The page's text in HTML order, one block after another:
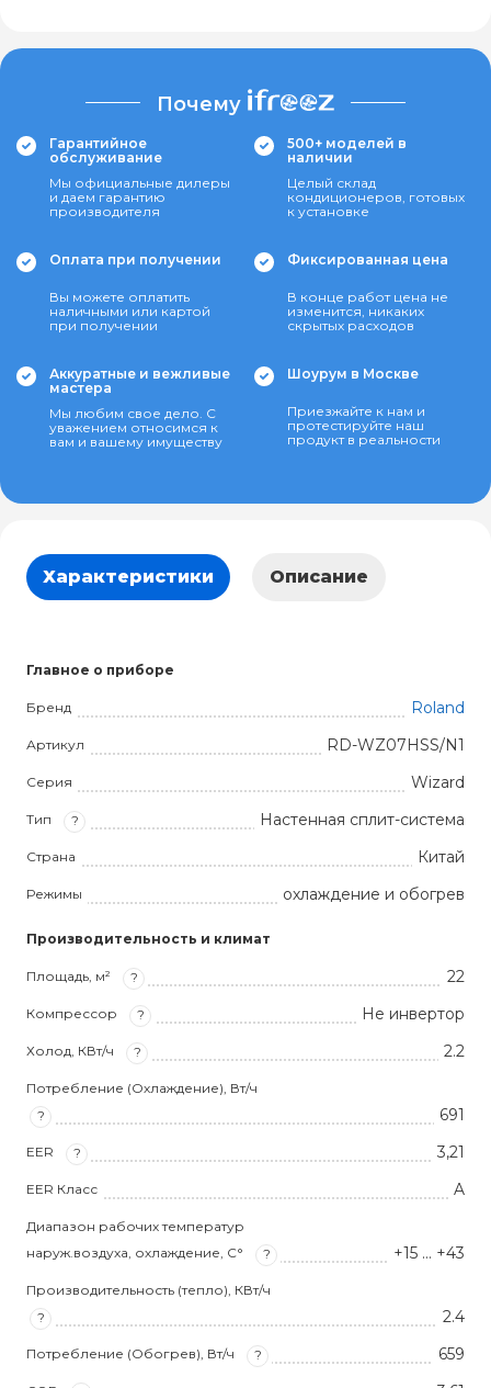
Почему
Гарантийное
обслуживание
Мы официальные дилеры
и даем гарантию
производителя
500+ моделей в
наличии
Целый склад
кондиционеров, готовых
к установке
Оплата при получении
Вы можете оплатить
наличными или картой
при получении
Фиксированная цена
В конце работ цена не
изменится, никаких
скрытых расходов
Аккуратные и вежливые
мастера
Мы любим свое дело. С
уважением относимся к
вам и вашему имуществу
Шоурум в Москве
Приезжайте к нам и
протестируйте наш
продукт в реальности
Характеристики Описание
Главное о приборе
Бренд Roland
Артикул RD-WZ07HSS/N1
Серия Wizard
Тип ? Настенная сплит-система
Страна Китай
Режимы охлаждение и обогрев
Производительность и климат
Площадь, м² ? 22
Компрессор ? Не инвертор
Холод, КВт/ч ? 2.2
Потребление (Охлаждение), Вт/ч
?
691
EER ? 3,21
EER Класс A
Диапазон рабочих температур
наруж.воздуха, охлаждение, С°
? +15 … +43
Производительность (тепло), КВт/ч
?
2.4
Потребление (Обогрев), Вт/ч ? 659